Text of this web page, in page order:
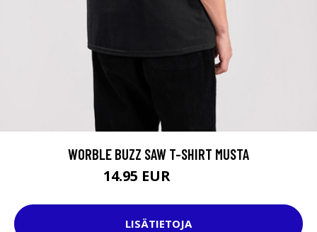
WORBLE BUZZ SAW T-SHIRT MUSTA
14.95 EUR
LISÄTIETOJA